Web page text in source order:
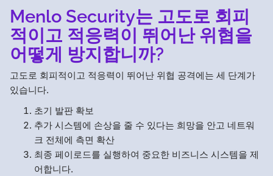
Menlo Security는 고도로 회피
적이고 적응력이 뛰어난 위협을
어떻게 방지합니까?
고도로 회피적이고 적응력이 뛰어난 위협 공격에는 세 단계가
있습니다.
초기 발판 확보
추가 시스템에 손상을 줄 수 있다는 희망을 안고 네트워
크 전체에 측면 확산
최종 페이로드를 실행하여 중요한 비즈니스 시스템을 제
어합니다.